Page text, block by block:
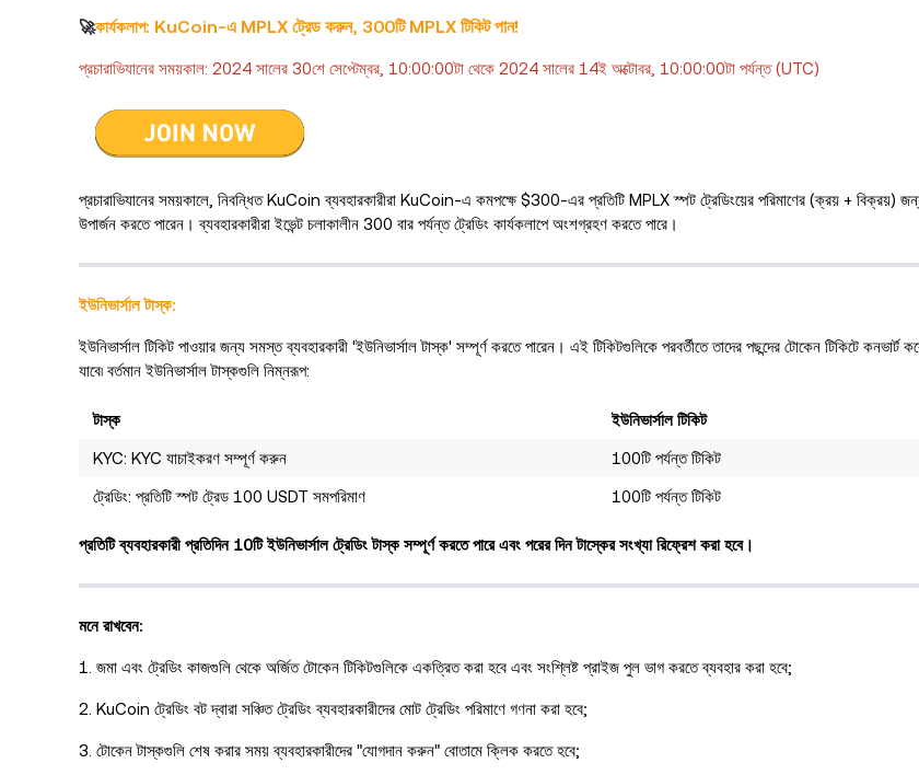
🚀কার্যকলাপ: KuCoin-এ MPLX ট্রেড করুন, 300টি MPLX টিকিট পান!
প্রচারাভিযানের সময়কাল: 2024 সালের 30শে সেপ্টেম্বর, 10:00:00টা থেকে 2024 সালের 14ই অক্টোবর, 10:00:00টা পর্যন্ত (UTC)
প্রচারাভিযানের সময়কালে, নিবন্ধিত KuCoin ব্যবহারকারীরা KuCoin-এ কমপক্ষে $300-এর প্রতিটি MPLX স্পট ট্রেডিংয়ের পরিমাণের (ক্রয় + বিক্রয়)
উপার্জন করতে পারেন। ব্যবহারকারীরা ইভেন্ট চলাকালীন 300 বার পর্যন্ত ট্রেডিং কার্যকলাপে অংশগ্রহণ করতে পারে।
ইউনিভার্সাল টাস্ক:
ইউনিভার্সাল টিকিট পাওয়ার জন্য সমস্ত ব্যবহারকারী 'ইউনিভার্সাল টাস্ক' সম্পূর্ণ করতে পারেন। এই টিকিটগুলিকে পরবর্তীতে তাদের পছন্দের টোকেন টিকিটে কনভার্ট
যাবে৷ বর্তমান ইউনিভার্সাল টাস্কগুলি নিম্নরূপ:
টাস্ক ইউনিভার্সাল টিকিট
KYC: KYC যাচাইকরণ সম্পূর্ণ করুন 100টি পর্যন্ত টিকিট
ট্রেডিং: প্রতিটি স্পট ট্রেড 100 USDT সমপরিমাণ 100টি পর্যন্ত টিকিট
প্রতিটি ব্যবহারকারী প্রতিদিন 10টি ইউনিভার্সাল ট্রেডিং টাস্ক সম্পূর্ণ করতে পারে এবং পরের দিন টাস্কের সংখ্যা রিফ্রেশ করা হবে।
মনে রাখবেন:
1. জমা এবং ট্রেডিং কাজগুলি থেকে অর্জিত টোকেন টিকিটগুলিকে একত্রিত করা হবে এবং সংশ্লিষ্ট প্রাইজ পুল ভাগ করতে ব্যবহার করা হবে;
2. KuCoin ট্রেডিং বট দ্বারা সঞ্চিত ট্রেডিং ব্যবহারকারীদের মোট ট্রেডিং পরিমাণে গণনা করা হবে;
3. টোকেন টাস্কগুলি শেষ করার সময় ব্যবহারকারীদের "যোগদান করুন" বোতামে ক্লিক করতে হবে;